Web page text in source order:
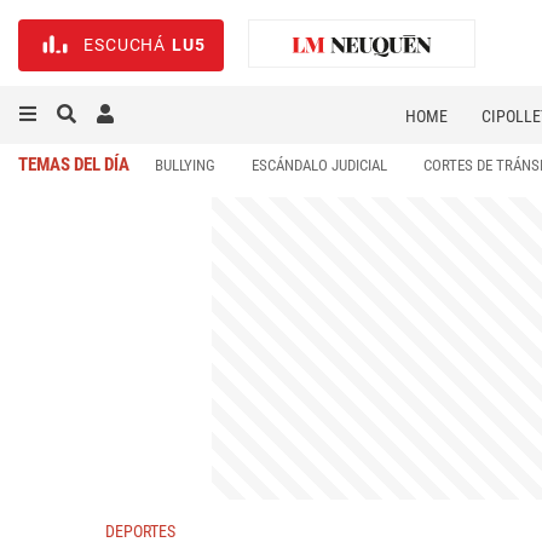
ESCUCHÁ LU5
HOME
TEMAS DEL DÍA BULLYING ESCÁNDALO JUDICIAL CORTES DE
DEPORTES